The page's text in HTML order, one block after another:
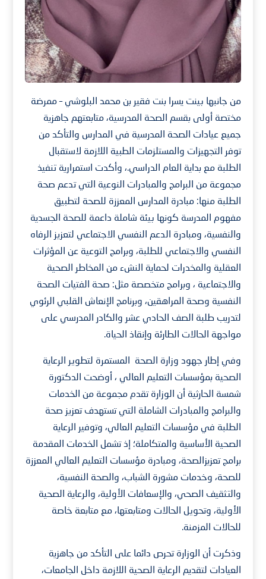
من جانبها بينت يسرا بنت فقير بن محمد البلوشي – ممرضة
مختصة أولى بقسم الصحة المدرسية، متابعتهم جاهزية
جميع عيادات الصحة المدرسية في المدارس والتأكد من
توفر التجهيزات والمستلزمات الطبية اللازمة لاستقبال
الطلبة مع بداية العام الدراسي.، وأكدت استمرارية تنفيذ
مجموعة من البرامج والمبادرات النوعية التي تدعم صحة
الطلبة منها: مبادرة المدارس المعززة للصحة لتطبيق
مفهوم المدرسة كونها بيئة شاملة داعمة للصحة الجسدية
والنفسية، ومبادرة الدعم النفسي الاجتماعي لتعزيز الرفاه
النفسي والاجتماعي للطلبة، وبرامج التوعية عن المؤثرات
العقلية والمخدرات لحماية النشء من المخاطر الصحية
والاجتماعية ، وبرامج متخصصة مثل: صحة الفتيات الصحة
النفسية وصحة المراهقين، وبرنامج الإنعاش القلبي الرئوي
لتدريب طلبة الصف الحادي عشر والكادر المدرسي على
مواجهة الحالات الطارئة وإنقاذ الحياة.
وفي إطار جهود وزارة الصحة المستمرة لتطوير الرعاية
الصحية بمؤسسات التعليم العالي ، أوضحت الدكتورة
شمسة الحارثية أن الوزارة تقدم مجموعة من الخدمات
والبرامج والمبادرات الشاملة التي تستهدف تعزيز صحة
الطلبة في مؤسسات التعليم العالي، وتوفير الرعاية
الصحية الأساسية والمتكاملة؛ إذ تشمل الخدمات المقدمة
برامج تعزيزالصحة، ومبادرة مؤسسات التعليم العالي المعززة
للصحة، وخدمات مشورة الشباب، والصحة النفسية،
والتثقيف الصحي، والإسعافات الأولية، والرعاية الصحية
الأولية، وتحويل الحالات ومتابعتها، مع متابعة خاصة
للحالات المزمنة.
وذكرت أن الوزارة تحرص دائما على التأكد من جاهزية
العيادات لتقديم الرعاية الصحية اللازمة داخل الجامعات،